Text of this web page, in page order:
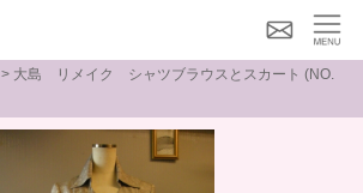
メー
MENU
> 大島 リメイク シャツブラウスとスカート (NO.